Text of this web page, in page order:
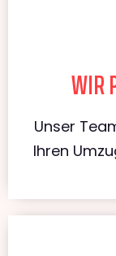
WIR
Unser
Ihren